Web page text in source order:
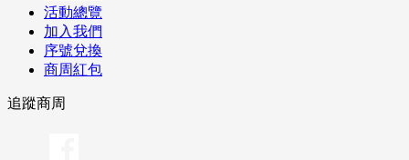
活動總覽
加入我們
序號兌換
商周紅包
追蹤商周